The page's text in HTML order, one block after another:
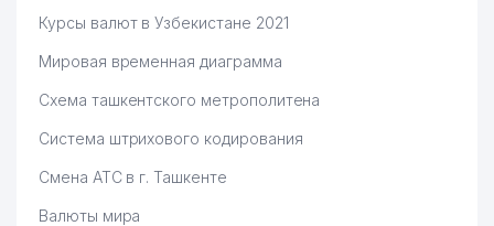
Курсы валют в Узбекистане 2021
Мировая временная диаграмма
Схема ташкентского метрополитена
Система штрихового кодирования
Смена АТС в г. Ташкенте
Валюты мира